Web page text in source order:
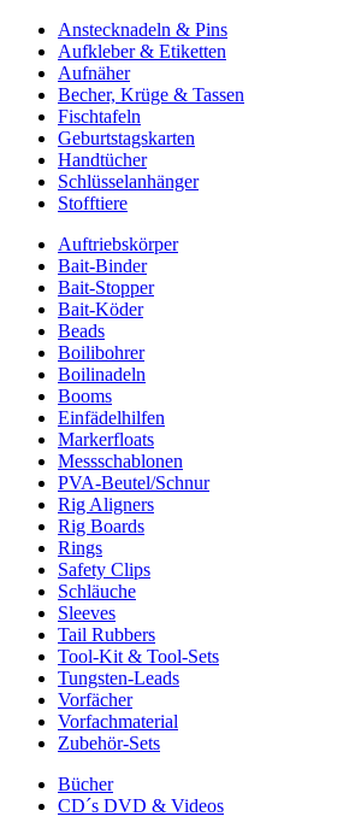
Anstecknadeln & Pins
Aufkleber & Etiketten
Aufnäher
Becher, Krüge & Tassen
Fischtafeln
Geburtstagskarten
Handtücher
Schlüsselanhänger
Stofftiere
Auftriebskörper
Bait-Binder
Bait-Stopper
Bait-Köder
Beads
Boilibohrer
Boilinadeln
Booms
Einfädelhilfen
Markerfloats
Messschablonen
PVA-Beutel/Schnur
Rig Aligners
Rig Boards
Rings
Safety Clips
Schläuche
Sleeves
Tail Rubbers
Tool-Kit & Tool-Sets
Tungsten-Leads
Vorfächer
Vorfachmaterial
Zubehör-Sets
Bücher
CD´s DVD & Videos